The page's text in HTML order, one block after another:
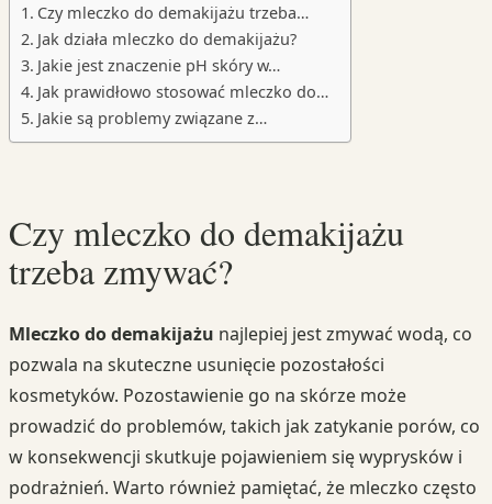
Czy mleczko do demakijażu trzeba…
Jak działa mleczko do demakijażu?
Jakie jest znaczenie pH skóry w…
Jak prawidłowo stosować mleczko do…
Jakie są problemy związane z…
Czy mleczko do demakijażu
trzeba zmywać?
Mleczko do demakijażu najlepiej jest zmywać wodą, co
pozwala na skuteczne usunięcie pozostałości
kosmetyków. Pozostawienie go na skórze może
prowadzić do problemów, takich jak zatykanie porów, co
w konsekwencji skutkuje pojawieniem się wyprysków i
podrażnień. Warto również pamiętać, że mleczko często